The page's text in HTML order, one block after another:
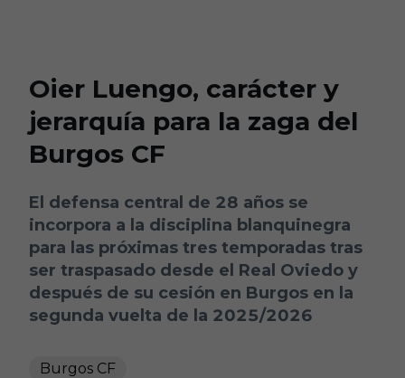
Oier Luengo, carácter y
jerarquía para la zaga del
Burgos CF
El defensa central de 28 años se
incorpora a la disciplina blanquinegra
para las próximas tres temporadas tras
ser traspasado desde el Real Oviedo y
después de su cesión en Burgos en la
segunda vuelta de la 2025/2026
Burgos CF